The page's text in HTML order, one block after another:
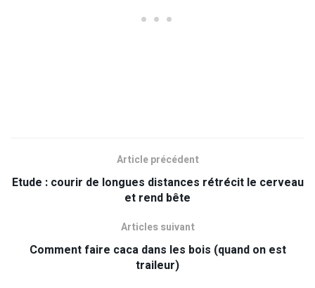
Article précédent
Etude : courir de longues distances rétrécit le cerveau
et rend bête
Articles suivant
Comment faire caca dans les bois (quand on est
traileur)